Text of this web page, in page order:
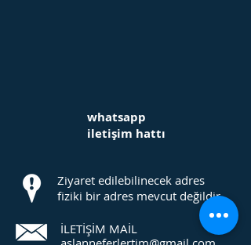
whatsapp
iletişim hattı
Ziyaret edilebilinecek adres
fiziki bir adres mevcut değildir.
İLETİŞİM MAİL